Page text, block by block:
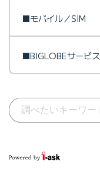
■モバイル／SIM
■BIGLOBEサービス